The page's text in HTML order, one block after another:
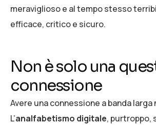
meraviglioso e al tempo stesso
efficace, critico e sicuro.
Non è solo una
connessione
Avere una connessione a banda larga
L’analfabetismo digitale, purtroppo,